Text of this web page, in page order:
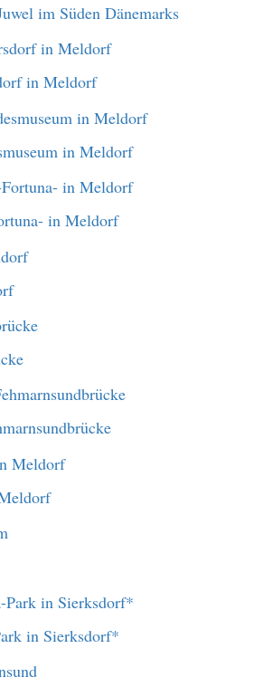
im Süden Dänemarks
in Meldorf
in Meldorf
in Meldorf
in Sierksdorf*